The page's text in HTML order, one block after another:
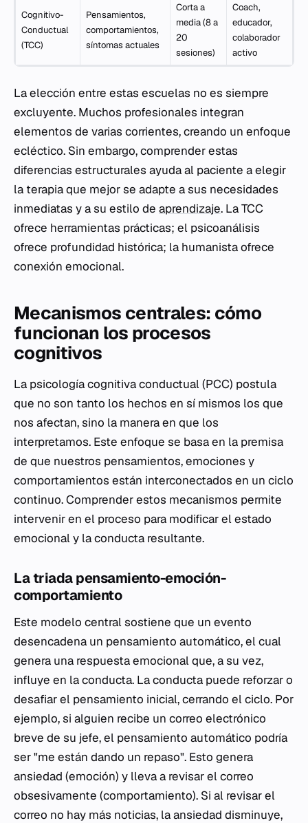
Cognitivo-
Conductual
(TCC)
Pensamientos,
comportamientos,
síntomas actuales
Corta a
media (8 a
20
sesiones)
Coach,
educador,
colaborador
activo
La elección entre estas escuelas no es siempre
excluyente. Muchos profesionales integran
elementos de varias corrientes, creando un enfoque
ecléctico. Sin embargo, comprender estas
diferencias estructurales ayuda al paciente a elegir
la terapia que mejor se adapte a sus necesidades
inmediatas y a su estilo de aprendizaje. La TCC
ofrece herramientas prácticas; el psicoanálisis
ofrece profundidad histórica; la humanista ofrece
conexión emocional.
Mecanismos centrales: cómo
funcionan los procesos
cognitivos
La psicología cognitiva conductual (PCC) postula
que no son tanto los hechos en sí mismos los que
nos afectan, sino la manera en que los
interpretamos. Este enfoque se basa en la premisa
de que nuestros pensamientos, emociones y
comportamientos están interconectados en un ciclo
continuo. Comprender estos mecanismos permite
intervenir en el proceso para modificar el estado
emocional y la conducta resultante.
La triada pensamiento-emoción-
comportamiento
Este modelo central sostiene que un evento
desencadena un pensamiento automático, el cual
genera una respuesta emocional que, a su vez,
influye en la conducta. La conducta puede reforzar o
desafiar el pensamiento inicial, cerrando el ciclo. Por
ejemplo, si alguien recibe un correo electrónico
breve de su jefe, el pensamiento automático podría
ser "me están dando un repaso". Esto genera
ansiedad (emoción) y lleva a revisar el correo
obsesivamente (comportamiento). Si al revisar el
correo no hay más noticias, la ansiedad disminuye,